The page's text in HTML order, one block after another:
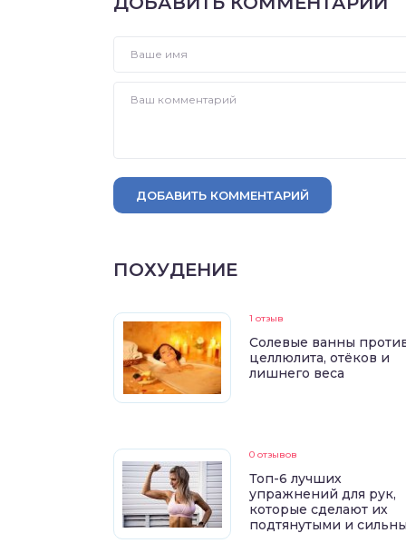
ДОБАВИТЬ КОММЕНТАРИЙ
ПОХУДЕНИЕ
1 отзыв
Солевые ванны
целлюлита, отёков и
лишнего веса
0 отзывов
Топ-6 лучших
упражнений для рук,
которые сделают их
подтянутыми и